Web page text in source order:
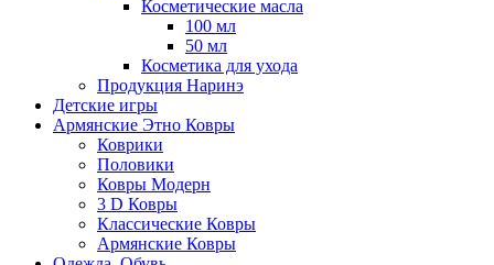
Косметические масла
100 мл
50 мл
Косметика для ухода
Продукция Наринэ
Детские игры
Армянские Этно Ковры
Коврики
Половики
Ковры Модерн
3 D Ковры
Классические Ковры
Армянские Ковры